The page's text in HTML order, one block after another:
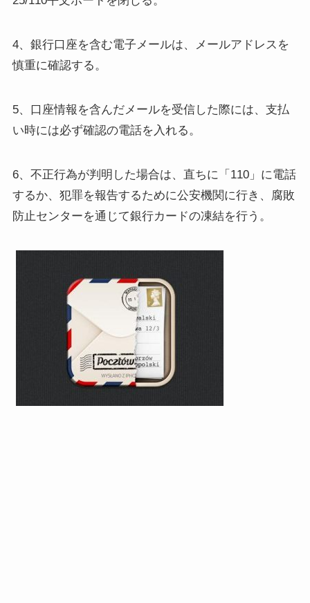
4、銀行口座を含む電子メールは、メールアドレスを
慎重に確認する。
5、口座情報を含んだメールを受信した際には、支払
い時には必ず確認の電話を入れる。
6、不正行為が判明した場合は、直ちに「110」に電話
するか、犯罪を報告するために公安機関に行き、腐敗
防止センターを通じて銀行カードの凍結を行う。